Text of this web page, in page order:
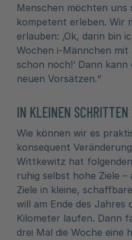
Menschen möchten uns
kompetent erleben. Wir
erlauben: ‚Ok, darin bin
Wochen i-Männchen
schon noch!‘ Dann
neuen Vorsätzen.“
IN KLEINEN SCHRITTEN
Wie können wir es
konsequent
Wittkewitz hat
ruhig selbst hohe Ziele –
Ziele in kleine,
will am Ende des Jahres
Kilometer laufen. Dann
drei Mal die Woche eine